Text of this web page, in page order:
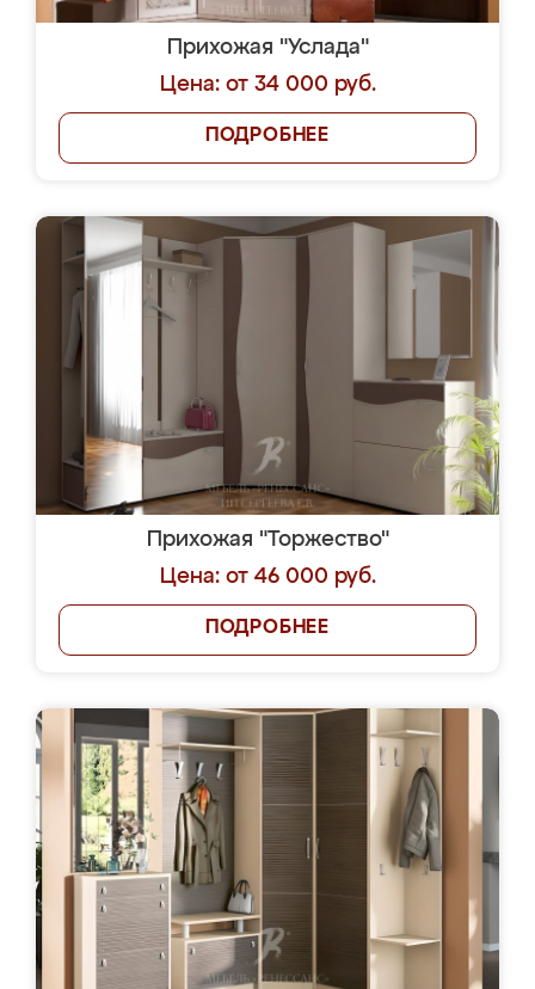
Прихожая "Услада"
Цена: от 34 000 руб.
ПОДРОБНЕЕ
Прихожая "Торжество"
Цена: от 46 000 руб.
ПОДРОБНЕЕ